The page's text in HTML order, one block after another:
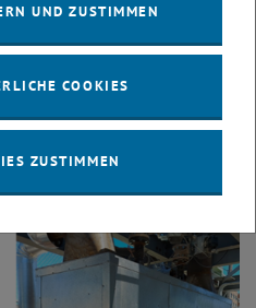
eine mehrtägige Exkursion
UND ZUSTIMMEN
COOKIES
ZUSTIMMEN